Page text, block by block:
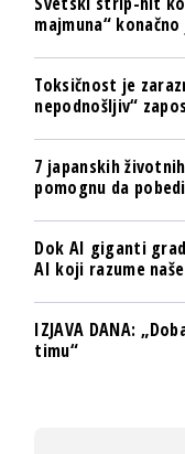
majmuna“
Toksičnost je
nepodnošljiv“
7 japanskih
pomognu da
Dok AI giganti
AI koji razume
IZJAVA DANA:
timu“